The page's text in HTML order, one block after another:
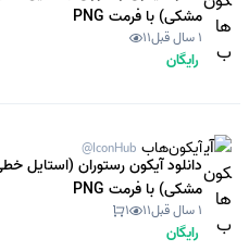
مشکی) با فرمت PNG
1 سال قبل 11
رایگان
آیکون‌هاب @IconHub
دانلود آیکون رستوران (استایل
مشکی) با فرمت PNG
1 سال قبل 11
1
رایگان